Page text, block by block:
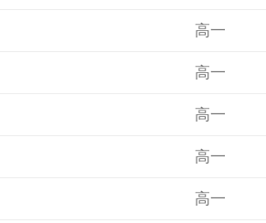
高一
高一
高一
高一
高一